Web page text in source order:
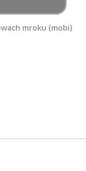
mroku (mobi)